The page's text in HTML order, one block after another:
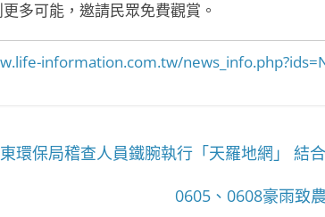
多可能，邀請民眾免費觀賞。
information.com.tw/
環保局稽查人員鐵腕執行「天羅地網」 結
0605、0608豪雨致